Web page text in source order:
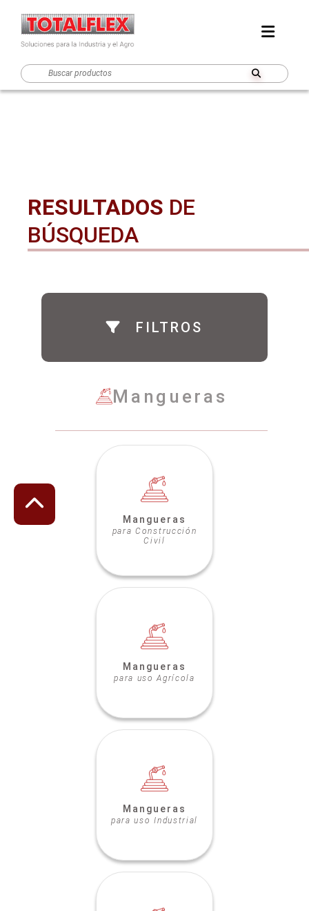
RESULTADOS DE
BÚSQUEDA
FILTROS
Mangueras
Mangueras
para Construcción
Civil
Mangueras
para uso Agrícola
Mangueras
para uso Industrial